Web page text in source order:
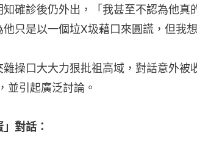
知確診後仍外出，「我甚至不認為他真
只是以一個垃X圾藉口來圓謊，但我
雜操口大大力狠批祖高域，對話意外被
並引起廣泛討論。
」對話：